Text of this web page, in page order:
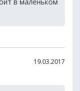
19.03.2017